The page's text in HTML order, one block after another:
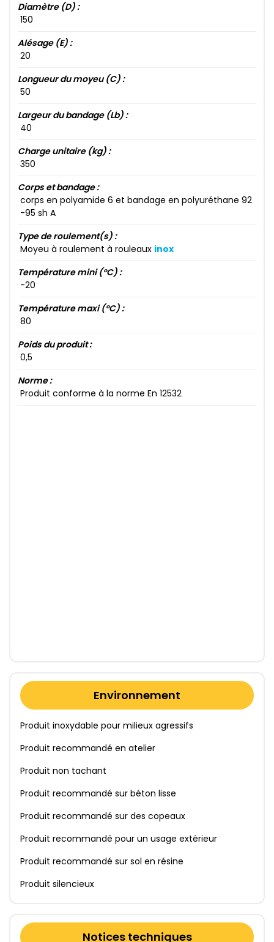
Diamètre (D) :
150​
Alésage (E) :
20​
Longueur du moyeu (C) :
50​
Largeur du bandage (Lb) :
40​
Charge unitaire (kg) :
350​
Corps et bandage :
corps en polyamide 6​ et bandage en polyuréthane 92​
-95​ sh A
Type de roulement(s) :
Moyeu à roulement à rouleaux inox
Température mini (°C) :
-20​
Température maxi (°C) :
80​
Poids du produit :
0​,5​
Norme :
Produit conforme à la norme En 12532
Environnement
Produit inoxydable pour milieux agressifs
Produit recommandé en atelier
Produit non tachant
Produit recommandé sur béton lisse
Produit recommandé sur des copeaux
Produit recommandé pour un usage extérieur
Produit recommandé sur sol en résine
Produit silencieux
Notices techniques